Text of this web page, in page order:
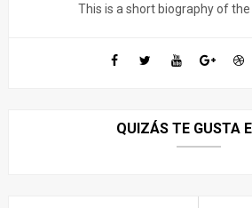
This is a short biography of
QUIZÁS TE GUSTA